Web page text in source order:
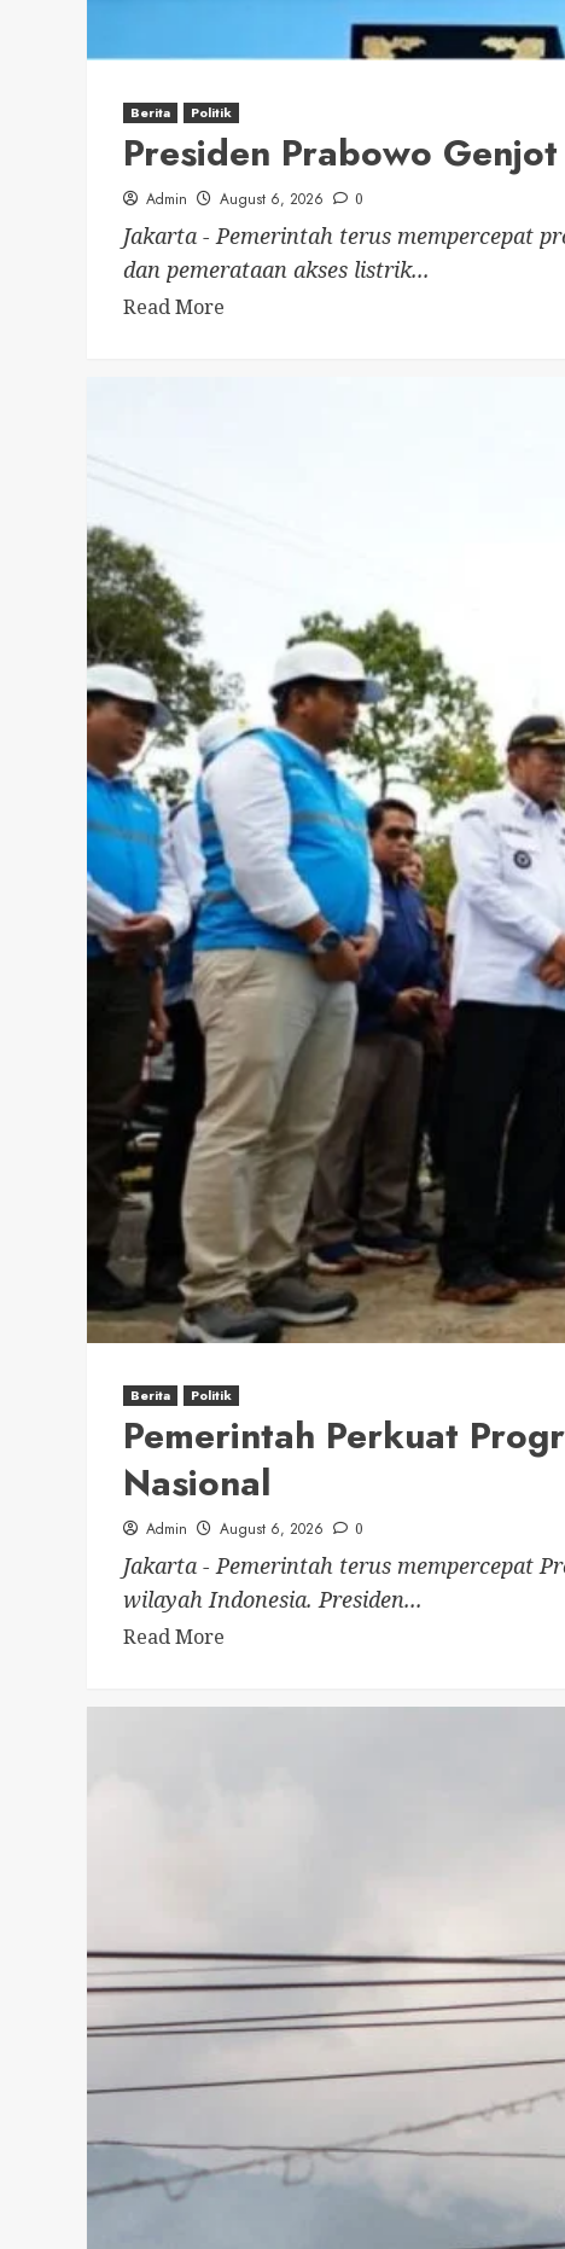
Berita Politik
Presiden Prabowo
Admin August 6, 2026 0
Jakarta - Pemerintah terus mempercepat
dan pemerataan akses listrik...
Read More
Berita Politik
Pemerintah Perkuat
Nasional
Admin August 6, 2026 0
Jakarta - Pemerintah terus mempercepat
wilayah Indonesia. Presiden...
Read More